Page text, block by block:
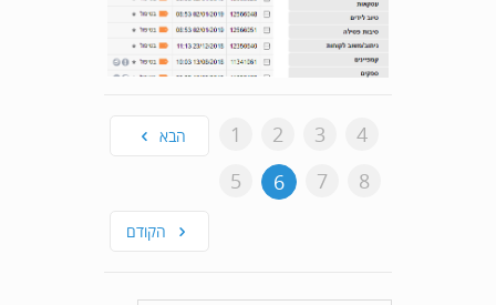
הבא 1 2 3
4
5
6 7 8
הקודם